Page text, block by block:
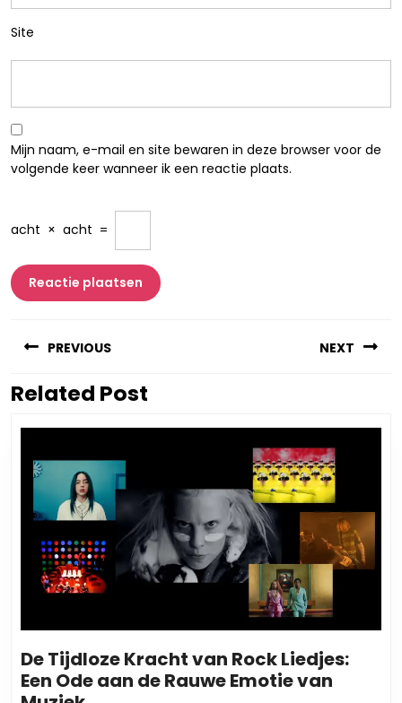
Site
Mijn naam, e-mail en site bewaren in deze browser voor de
volgende keer wanneer ik een reactie plaats.
acht × acht =
PREVIOUS
Vorig
NEXT
Related Post
De Tijdloze Kracht van Rock Liedjes:
Een Ode aan de Rauwe Emotie van